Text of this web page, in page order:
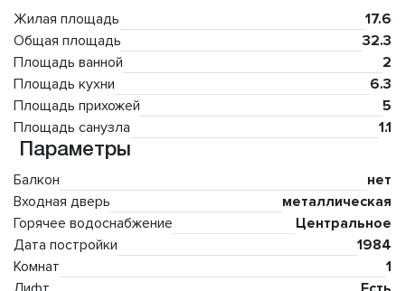
Жилая площадь
17.6
Общая площадь
32.3
Площадь ванной
2
Площадь кухни
6.3
Площадь прихожей
5
Площадь санузла
1.1
Параметры
Балкон
нет
Входная дверь
металлическая
Горячее водоснабжение
Центральное
Дата постройки
1984
Комнат
1